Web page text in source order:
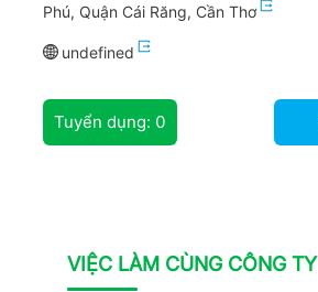
Phú, Quận Cái Răng, Cần Thơ
undefined
Tuyển dụng: 0
VIỆC LÀM CÙNG CÔNG TY